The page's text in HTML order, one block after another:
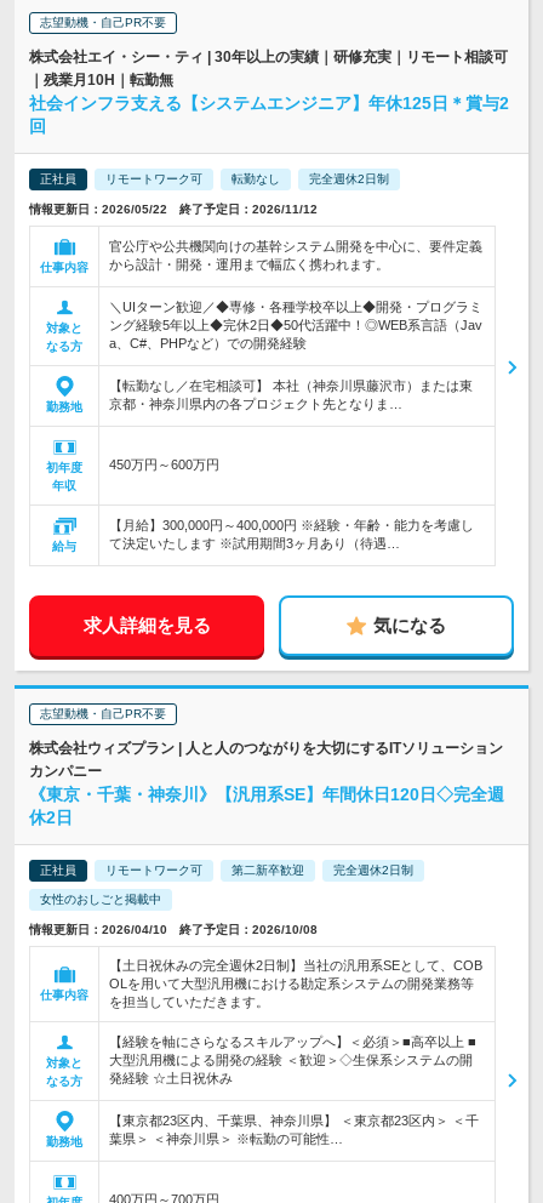
志望動機・自己PR不要
株式会社エイ・シー・ティ | 30年以上の実績｜研修充実｜リモート相談可
｜残業月10H｜転勤無
社会インフラ支える【システムエンジニア】年休125日＊賞与2
回
正社員 リモートワーク可 転勤なし 完全週休2日制
情報更新日：2026/05/22 終了予定日：2026/11/12
仕事内容
官公庁や公共機関向けの基幹システム開発を中心に、要件定義
から設計・開発・運用まで幅広く携われます。
対象と
なる方
＼UIターン歓迎／◆専修・各種学校卒以上◆開発・プログラミ
ング経験5年以上◆完休2日◆50代活躍中！◎WEB系言語（Jav
a、C#、PHPなど）での開発経験
勤務地
【転勤なし／在宅相談可】 本社（神奈川県藤沢市）または東
京都・神奈川県内の各プロジェクト先となりま…
初年度
年収
450万円～600万円
給与
【月給】300,000円～400,000円 ※経験・年齢・能力を考慮し
て決定いたします ※試用期間3ヶ月あり（待遇…
求人詳細を見る 気になる
志望動機・自己PR不要
株式会社ウィズプラン | 人と人のつながりを大切にするITソリューション
カンパニー
《東京・千葉・神奈川》【汎用系SE】年間休日120日◇完全週
休2日
正社員 リモートワーク可 第二新卒歓迎 完全週休2日制
女性のおしごと掲載中
情報更新日：2026/04/10 終了予定日：2026/10/08
仕事内容
【土日祝休みの完全週休2日制】当社の汎用系SEとして、COB
OLを用いて大型汎用機における勘定系システムの開発業務等
を担当していただきます。
対象と
なる方
【経験を軸にさらなるスキルアップへ】＜必須＞■高卒以上 ■
大型汎用機による開発の経験 ＜歓迎＞◇生保系システムの開
発経験 ☆土日祝休み
勤務地
【東京都23区内、千葉県、神奈川県】 ＜東京都23区内＞ ＜千
葉県＞ ＜神奈川県＞ ※転勤の可能性…
400万円～700万円